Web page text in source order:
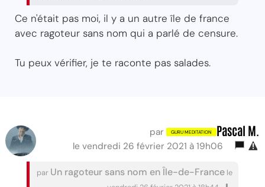
Ce n'était pas moi, il y a un autre île de france
avec ragoteur sans nom qui a parlé de censure.
Tu peux vérifier, je te raconte pas salades.
par Pascal M.
le vendredi 26 février 2021 à 19h06
par Un ragoteur sans nom en Île-de-France le